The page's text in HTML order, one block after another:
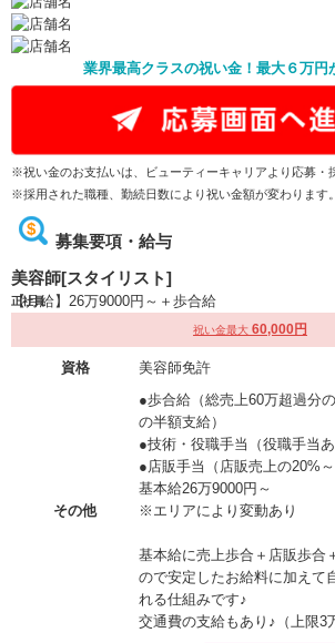
業界最高クラスの祝い金！最大６万円
※祝い金のお支払いは、ビューティーキャリアより応募・
※採用された職種、勤続日数により祝い金額が変わります。
募集要項・給与
美容師[スタイリスト]
【月給】26万9000円～＋歩合給
正社員
祝い金最大 60,000円
資格 美容師免許
その他
●歩合給（総売上60万超過分
の半額支給）
●技術・役職手当（役職手当あ
●店販手当（店販売上の20%～
基本給26万9000円～
※エリアにより変動あり
基本給に売上歩合＋店販歩合
ので安定したお給料に加えて
れる仕組みです♪
交通費の支給もあり♪（上限3